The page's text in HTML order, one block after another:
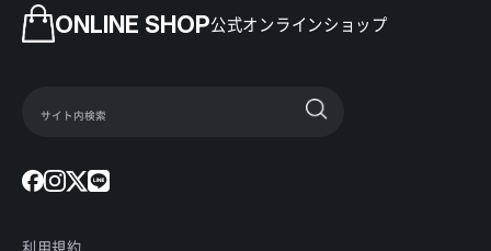
ONLINE SHOP公式オンラインショップ